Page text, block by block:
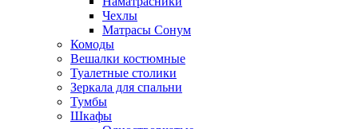
Чехлы
Матрасы Сонум
Комоды
Вешалки костюмные
Туалетные столики
Зеркала для спальни
Тумбы
Шкафы